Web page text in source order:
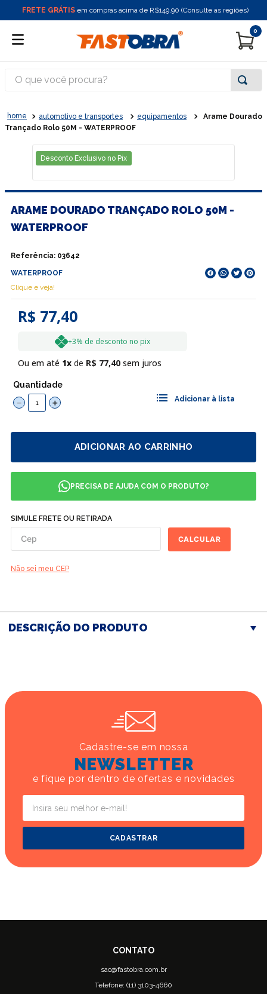
FRETE GRÁTIS em compras acima de R$149,90 (Consulte as regiões)
0
O que você procura?
automotivo e transportes equipamentos
Arame Dourado
Trançado Rolo 50M - WATERPROOF
Desconto Exclusivo no Pix
ARAME DOURADO TRANÇADO ROLO 50M -
WATERPROOF
Referência: 03642
WATERPROOF
Clique e veja!
R$ 77,40
+3% de desconto no pix
Ou em até 1 R$ 77,40 sem juros
Quantidade
＋
－
ADICIONAR AO CARRINHO
PRECISA DE AJUDA COM O PRODUTO?
SIMULE FRETE OU RETIRADA
CALCULAR
Não sei meu CEP
DESCRIÇÃO DO PRODUTO
Cadastre-se em nossa
NEWSLETTER
e fique por dentro de ofertas e novidades
CADASTRAR
sac@fastobra.com.br
Telefone: (11) 3103-4660